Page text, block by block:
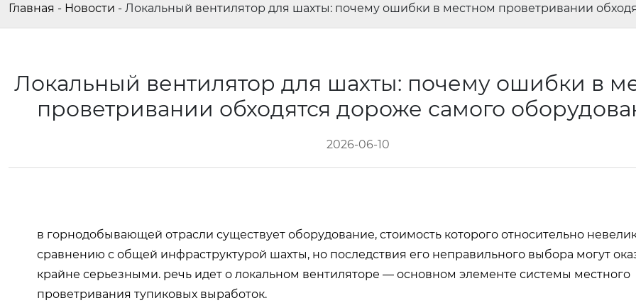
Главная - Новости - Локальный вентилятор для шахты: почему ошибки в местном проветривании
Локальный вентилятор для шахты: почему ошибки в
проветривании обходятся дороже самого
2026-06-10
в горнодобывающей отрасли существует оборудование, стоимость которого относительно
сравнению с общей инфраструктурой шахты, но последствия его неправильного выбора могут
крайне серьезными. речь идет о локальном вентиляторе — основном элементе системы местного
проветривания тупиковых выработок.